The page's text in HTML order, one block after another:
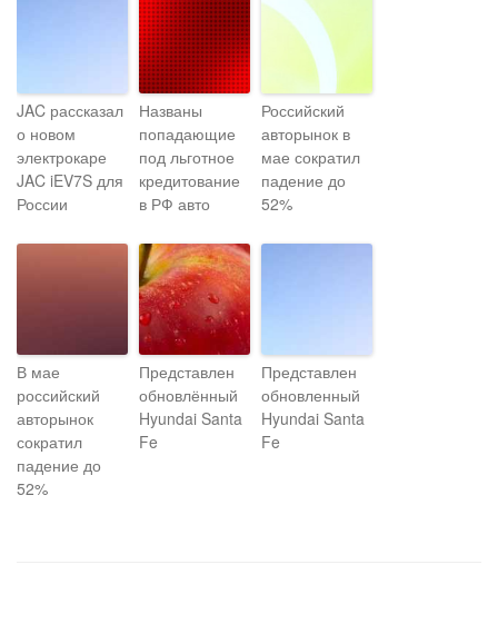
JAC рассказал
о новом
электрокаре
JAC iEV7S для
России
Названы
попадающие
под льготное
кредитование
в РФ авто
Российский
авторынок в
мае сократил
падение до
52%
В мае
российский
авторынок
сократил
падение до
52%
Представлен
обновлённый
Hyundai Santa
Fe
Представлен
обновленный
Hyundai Santa
Fe